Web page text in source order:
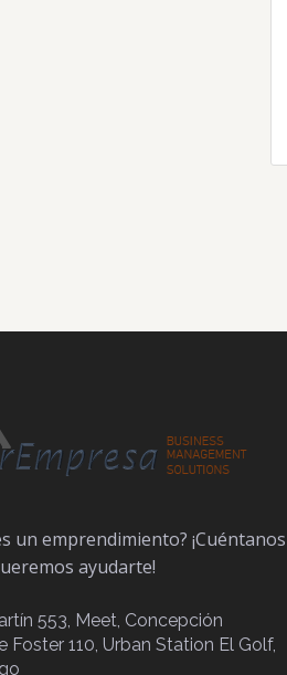
un emprendimiento? ¡Cuéntanos
ayudarte!
553, Meet, Concepción
Foster 110, Urban Station El Golf,